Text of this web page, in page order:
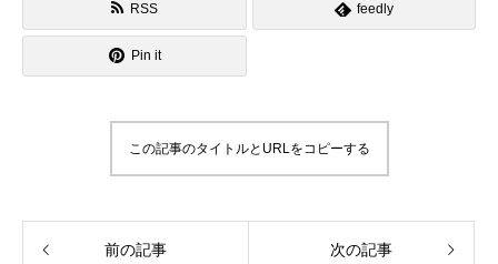
RSS feedly
Pin it
この記事のタイトルとURLをコピーする
前の記事 次の記事